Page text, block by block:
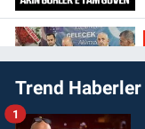
Trend Haberler
1